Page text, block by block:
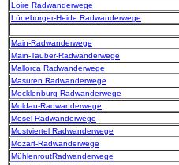
Loire Radwanderwege
Lüneburger-Heide Radwanderwege
Main-Radwanderwege
Main-Tauber-Radwanderwege
Mallorca Radwanderwege
Masuren Radwanderwege
Mecklenburg Radwanderwege
Moldau-Radwanderwege
Mosel-Radwanderwege
Mostviertel Radwanderwege
Mozart-Radwanderwege
MühlenroutRadwanderwege